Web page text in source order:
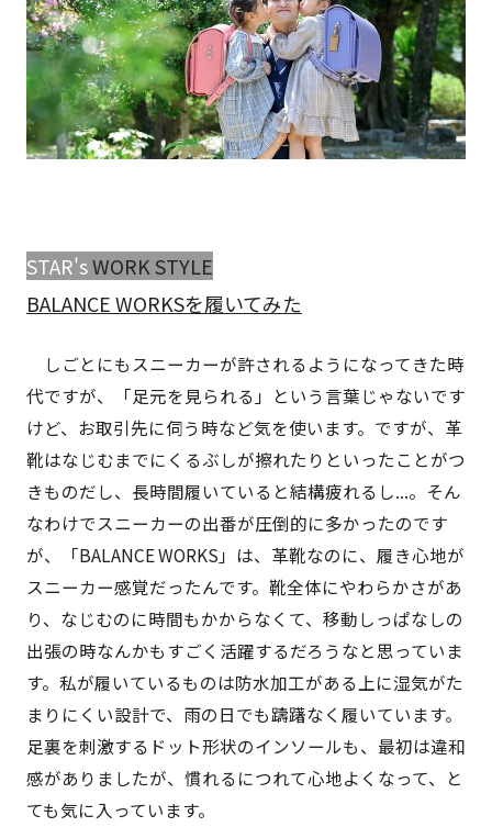
STAR'sWORK STYLE
BALANCE WORKSを履いてみた
しごとにもスニーカーが許されるようになってきた時
代ですが、「足元を見られる」という言葉じゃないです
けど、お取引先に伺う時など気を使います。ですが、革
靴はなじむまでにくるぶしが擦れたりといったことがつ
きものだし、長時間履いていると結構疲れるし...。そん
なわけでスニーカーの出番が圧倒的に多かったのです
が、「BALANCEWORKS 」は、革靴なのに、履き心地が
スニーカー感覚だったんです。靴全体にやわらかさがあ
り、なじむのに時間もかからなくて、移動しっぱなしの
出張の時なんかもすごく活躍するだろうなと思っていま
す。私が履いているものは防水加工がある上に湿気がた
まりにくい設計で、雨の日でも躊躇なく履いています。
足裏を刺激するドット形状のインソールも、最初は違和
感がありましたが、慣れるにつれて心地よくなって、と
ても気に入っています。